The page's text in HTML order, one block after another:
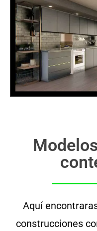
Aquí
construcciones